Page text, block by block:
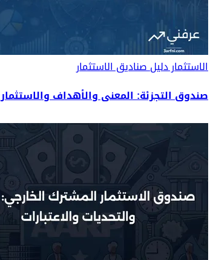
الاستثماردليل صناديق الاستثمار
صندوق التجزئة: المعنى والأهداف والاستثمار